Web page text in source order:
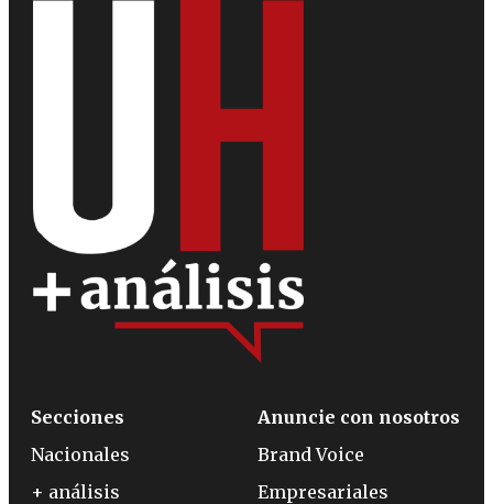
Secciones
Nacionales
+ análisis
Anuncie con nosotros
Brand Voice
Empresariales